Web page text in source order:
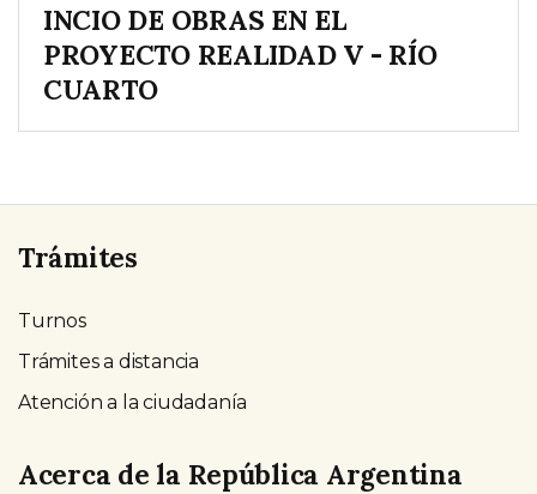
INCIO DE OBRAS EN EL
PROYECTO REALIDAD V - RÍO
CUARTO
Trámites
Turnos
Trámites a distancia
Atención a la ciudadanía
Acerca de la República Argentina